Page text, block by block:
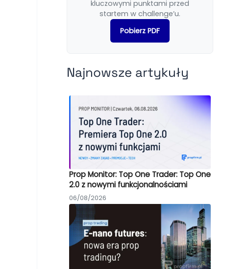
kluczowymi punktami przed
startem w challenge’u.
Pobierz PDF
Najnowsze artykuły
Prop Monitor: Top One Trader: Top One
2.0 z nowymi funkcjonalnościami
06/08/2026